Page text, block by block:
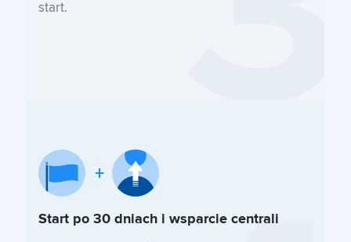
start.
Start po 30 dniach i wsparcie centrali